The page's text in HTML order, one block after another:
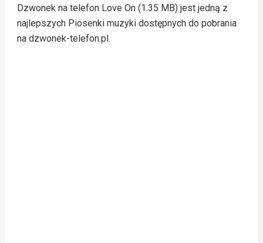
Dzwonek na telefon Love On (1.35 MB) jest jedną z
najlepszych Piosenki muzyki dostępnych do pobrania
na dzwonek-telefon.pl.